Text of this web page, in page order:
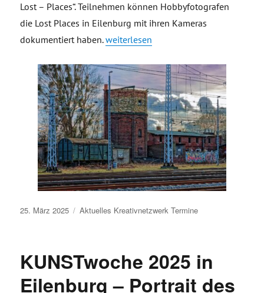
Lost – Places“. Teilnehmen können Hobbyfotografen
die Lost Places in Eilenburg mit ihren Kameras
dokumentiert haben.„Aufruf zur Teilnahme am
weiterlesen
Veröffentlicht
25. März 2025 Aktuelles Kreativnetzwerk Termine
KUNSTwoche 2025 in
Eilenburg – Portrait des